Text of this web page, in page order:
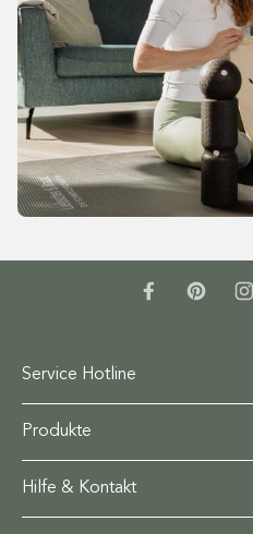
Service Hotline
Produkte
Hilfe & Kontakt